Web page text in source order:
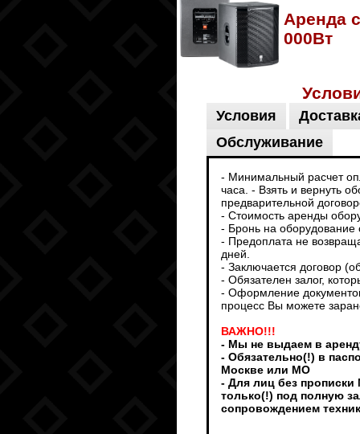
Аренда
000Вт
Условия
Обслуживание
- Минимальный расчет
часа. - Взять и вернуть
предварительной
- Стоимость аренды
- Бронь на оборудование
- Предоплата не
дней.
- Заключается договор
- Обязателен залог,
- Оформление
процесс Вы можете
ВАЖНО!!!
- Мы не выдаем в
- Обязательно(!) в
Москве или МО
- Для лиц без
только(!) под полную
сопровождением